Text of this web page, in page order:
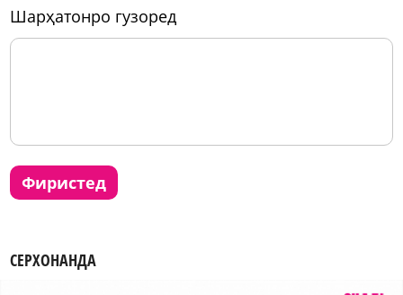
шарҳатонро гузоред
фиристед
СЕРХОНАНДА